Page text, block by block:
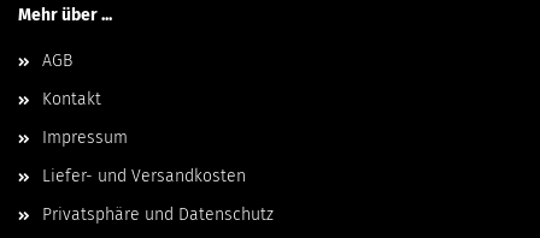
Mehr über ...
AGB
Kontakt
Impressum
Liefer- und Versandkosten
Privatsphäre und Datenschutz